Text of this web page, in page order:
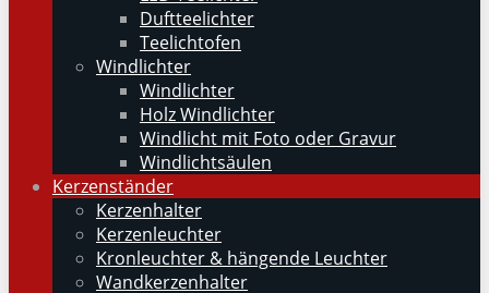
Duftteelichter
Teelichtofen
Windlichter
Windlichter
Holz Windlichter
Windlicht mit Foto oder Gravur
Windlichtsäulen
Kerzenständer
Kerzenhalter
Kerzenleuchter
Kronleuchter & hängende Leuchter
Wandkerzenhalter